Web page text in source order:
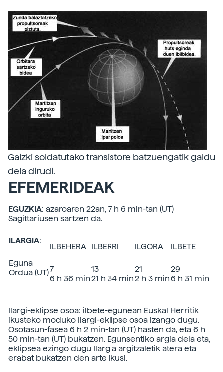
Gaizki soldatutako transistore batzuengatik galdu
dela dirudi.
EFEMERIDEAK
EGUZKIA: azaroaren 22an, 7 h 6 min-tan (UT)
Sagittariusen sartzen da.
ILARGIA:
ILBEHERA ILBERRI ILGORA
ILBETE
Eguna
Ordua (UT)7
6 h 36 min
13
21 h 34 min
21
2 h 3 min
29
6 h 31 min
Ilargi-eklipse osoa: ilbete-egunean Euskal Herritik
ikusteko moduko Ilargi-eklipse osoa izango dugu.
Osotasun-fasea 6 h 2 min-tan (UT) hasten da, eta 6 h
50 min-tan (UT) bukatzen. Egunsentiko argia dela eta,
eklipsea ezingo dugu Ilargia argitzaletik atera eta
erabat bukatzen den arte ikusi.